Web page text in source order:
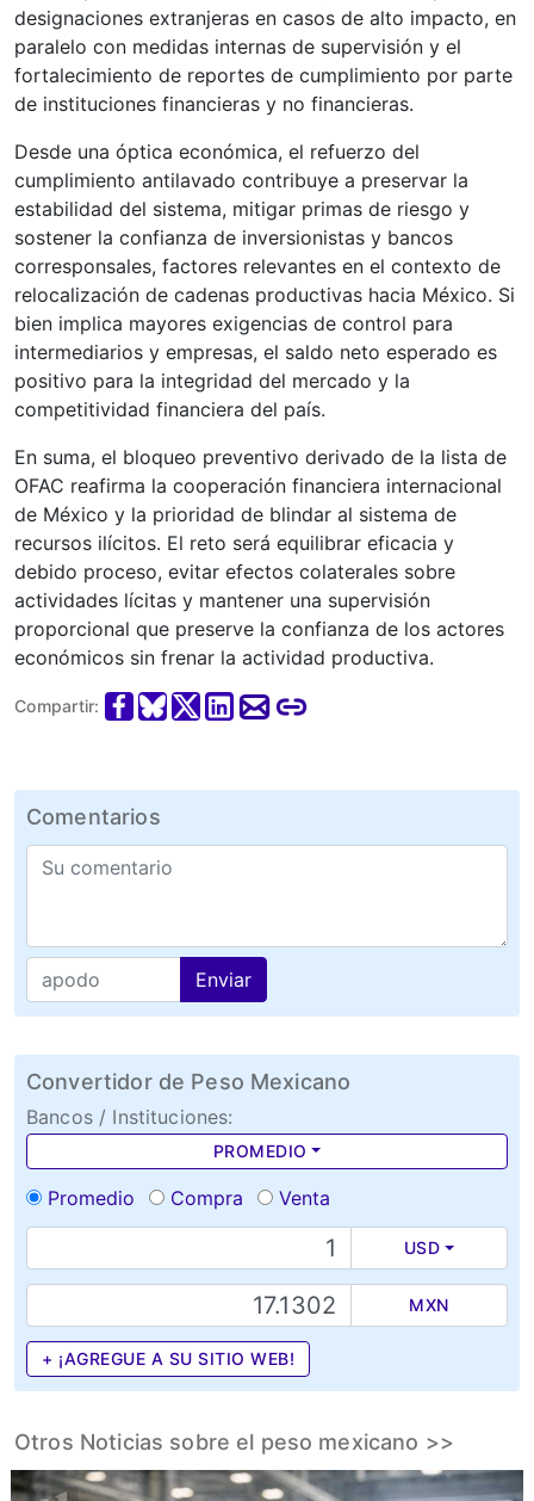
designaciones extranjeras en casos de alto impacto, en
paralelo con medidas internas de supervisión y el
fortalecimiento de reportes de cumplimiento por parte
de instituciones financieras y no financieras.
Desde una óptica económica, el refuerzo del
cumplimiento antilavado contribuye a preservar la
estabilidad del sistema, mitigar primas de riesgo y
sostener la confianza de inversionistas y bancos
corresponsales, factores relevantes en el contexto de
relocalización de cadenas productivas hacia México. Si
bien implica mayores exigencias de control para
intermediarios y empresas, el saldo neto esperado es
positivo para la integridad del mercado y la
competitividad financiera del país.
En suma, el bloqueo preventivo derivado de la lista de
OFAC reafirma la cooperación financiera internacional
de México y la prioridad de blindar al sistema de
recursos ilícitos. El reto será equilibrar eficacia y
debido proceso, evitar efectos colaterales sobre
actividades lícitas y mantener una supervisión
proporcional que preserve la confianza de los actores
económicos sin frenar la actividad productiva.
Compartir:
Comentarios
Enviar
Convertidor de Peso Mexicano
Bancos / Instituciones:
PROMEDIO
Promedio Compra Venta
USD
MXN
+ ¡AGREGUE A SU SITIO WEB!
Otros Noticias sobre el peso mexicano >>